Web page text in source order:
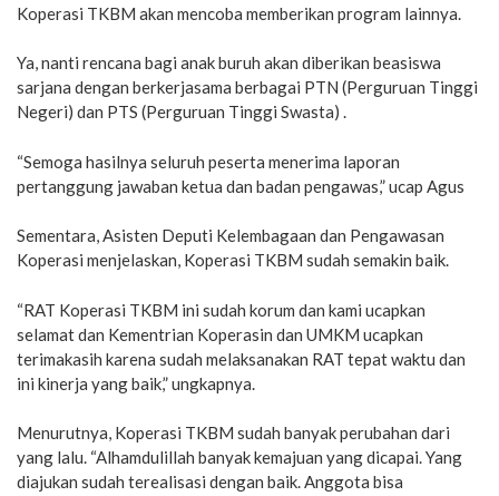
Koperasi TKBM akan mencoba memberikan program lainnya.
Ya, nanti rencana bagi anak buruh akan diberikan beasiswa
sarjana dengan berkerjasama berbagai PTN (Perguruan Tinggi
Negeri) dan PTS (Perguruan Tinggi Swasta) .
“Semoga hasilnya seluruh peserta menerima laporan
pertanggung jawaban ketua dan badan pengawas,” ucap Agus
Sementara, Asisten Deputi Kelembagaan dan Pengawasan
Koperasi menjelaskan, Koperasi TKBM sudah semakin baik.
“RAT Koperasi TKBM ini sudah korum dan kami ucapkan
selamat dan Kementrian Koperasin dan UMKM ucapkan
terimakasih karena sudah melaksanakan RAT tepat waktu dan
ini kinerja yang baik,” ungkapnya.
Menurutnya, Koperasi TKBM sudah banyak perubahan dari
yang lalu. “Alhamdulillah banyak kemajuan yang dicapai. Yang
diajukan sudah terealisasi dengan baik. Anggota bisa